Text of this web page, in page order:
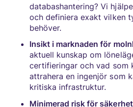
databashantering? Vi
och definiera exakt vilken
behöver.
Insikt i marknaden för
aktuell kunskap om
certifieringar och vad som
attrahera en ingenjör som
kritiska infrastruktur.
Minimerad risk för